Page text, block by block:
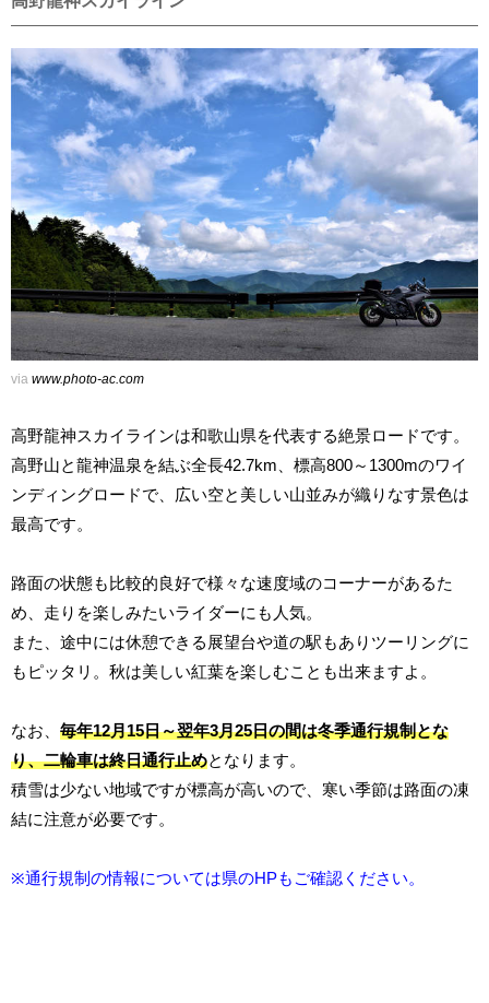
via www.photo-ac.com
高野龍神スカイラインは和歌山県を代表する絶景ロードです。
高野山と龍神温泉を結ぶ全長42.7km、標高800～1300mのワイ
ンディングロードで、広い空と美しい山並みが織りなす景色は
最高です。
路面の状態も比較的良好で様々な速度域のコーナーがあるた
め、走りを楽しみたいライダーにも人気。
また、途中には休憩できる展望台や道の駅もありツーリングに
もピッタリ。秋は美しい紅葉を楽しむことも出来ますよ。
なお、 毎年12月15日～翌年3月25日の間は冬季通行規制とな
り、二輪車は終日通行止めとなります。
積雪は少ない地域ですが標高が高いので、寒い季節は路面の凍
結に注意が必要です。
※通行規制の情報については県のHPもご確認ください。